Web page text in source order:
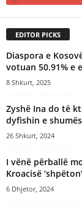
EDITOR PICKS
Diaspora e
votuan 50.91% e
8 Shkurt, 2025
Zyshë Ina do të
dyfishin e
26 Shkurt, 2024
I vënë përballë
Kroacisë
6 Dhjetor, 2024